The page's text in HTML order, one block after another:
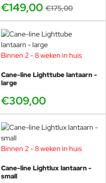
€149,00 €175,00
Binnen 2 - 8 weken in huis
Cane-line Lighttube lantaarn -
large
€309,00
Binnen 2 - 8 weken in huis
Cane-line Lightlux lantaarn -
small